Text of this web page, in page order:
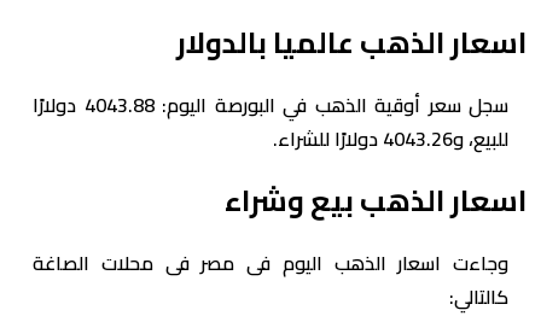
اسعار الذهب عالميا بالدولار
سجل سعر أوقية الذهب في البورصة اليوم: 4043.88 دولارًا
للبيع، و4043.26 دولارًا للشراء.
اسعار الذهب بيع وشراء
وجاءت اسعار الذهب اليوم فى مصر فى محلات الصاغة
كالتالي: